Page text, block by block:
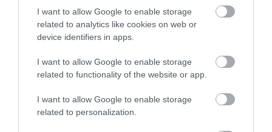
I want to allow Google to enable storage
related to analytics like cookies on web or
device identifiers in apps.
I want to allow Google to enable storage
related to functionality of the website or app.
I want to allow Google to enable storage
related to personalization.
Ο φόβος της απόλυσης
Είναι φανερό ότι ζούμε σε μια δύσκολη οικονομικά εποχή που
τα εργασιακά δεδομένα έχουν ανατραπεί. Οι ισορροπίες στην
ασφάλεια της εργασίας έχουν κι αυτές διαταραχθεί σημαντικά
και κανείς μας πια δεν ξέρει τι να περιμένει. Ο φόβος της
εργαζόμενους και η εργασιακή ανασφάλεια τους κάνει
δυστυχισμένους. Δεν είναι λίγοι […]